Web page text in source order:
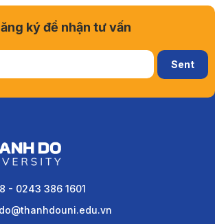
- 0243 386 1601
ký để nhận tư vấn